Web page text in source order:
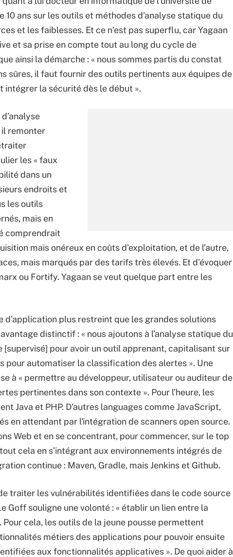
10 ans sur les outils et méthodes d’analyse statique du
et les faiblesses. Et ce n’est pas superflu, car Yagaan
et sa prise en compte tout au long du cycle de
ainsi la démarche : « nous sommes partis du constat
sûres, il faut fournir des outils pertinents aux équipes de
intégrer la sécurité dès le début ».
il remonter
les « faux
dans un
endroits et
les outils
mais en
comprendrait
mais onéreux en coûts d’exploitation, et de l’autre,
mais marqués par des tarifs très élevés. Et d’évoquer
ou Fortify. Yagaan se veut quelque part entre les
plus restreint que les grandes solutions
distinctif : « nous ajoutons à l’analyse statique du
[supervisé] pour avoir un outil apprenant, capitalisant sur
pour automatiser la classification des alertes ». Une
à « permettre au développeur, utilisateur ou auditeur de
pertinentes dans son contexte ». Pour l’heure, les
Java et PHP. D'autres languages comme JavaScript,
en attendant par l'intégration de scanners open source.
Web et en se concentrant, pour commencer, sur le top
cela en s’intégrant aux environnements intégrés de
continue : Maven, Gradle, mais Jenkins et Github.
traiter les vulnérabilités identifiées dans le code source
Goff souligne une volonté : « établir un lien entre la
cela, les outils de la jeune pousse permettent
métiers des applications pour pouvoir ensuite
aux fonctionnalités applicatives ». De quoi aider à